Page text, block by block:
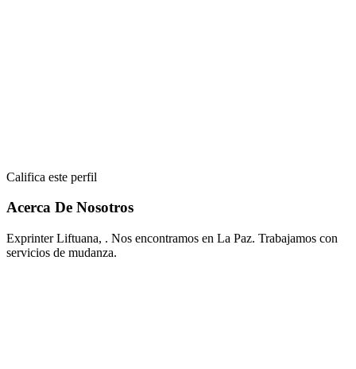
Califica este perfil
Acerca De Nosotros
Exprinter Liftuana, . Nos encontramos en La Paz. Trabajamos con
servicios de mudanza.